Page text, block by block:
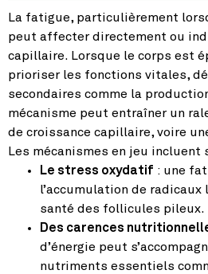
La fatigue, particulièrement
peut affecter directement ou
capillaire. Lorsque le corps est
prioriser les fonctions vitales,
secondaires comme la
mécanisme peut entraîner un
de croissance capillaire, voire
Les mécanismes en jeu incluent
Le stress oxydatif : une
l’accumulation de
santé des follicules pileux.
Des carences
d’énergie peut
nutriments essentiels